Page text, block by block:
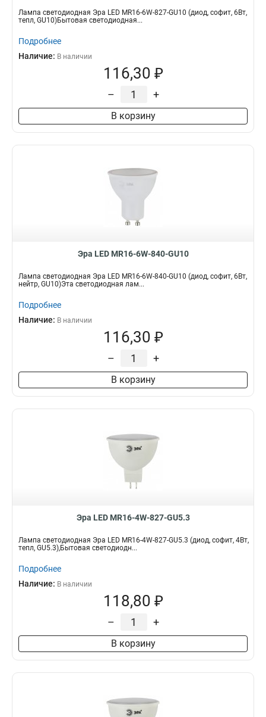
Лампа светодиодная Эра LED MR16-6W-827-GU10 (диод, софит, 6Вт,
тепл, GU10)Бытовая светодиодная...
Подробнее
Наличие: В наличии
116,30 ₽
– +
В корзину
Эра LED MR16-6W-840-GU10
Лампа светодиодная Эра LED MR16-6W-840-GU10 (диод, софит, 6Вт,
нейтр, GU10)Эта светодиодная лам...
Подробнее
Наличие: В наличии
116,30 ₽
– +
В корзину
Эра LED MR16-4W-827-GU5.3
Лампа светодиодная Эра LED MR16-4W-827-GU5.3 (диод, софит, 4Вт,
тепл, GU5.3),Бытовая светодиодн...
Подробнее
Наличие: В наличии
118,80 ₽
– +
В корзину